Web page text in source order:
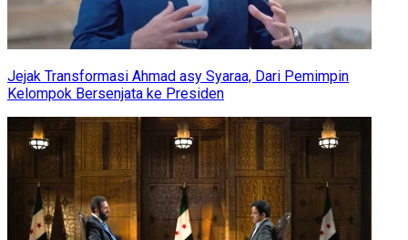
Jejak Transformasi Ahmad asy Syaraa, Dari Pemimpin
Kelompok Bersenjata ke Presiden